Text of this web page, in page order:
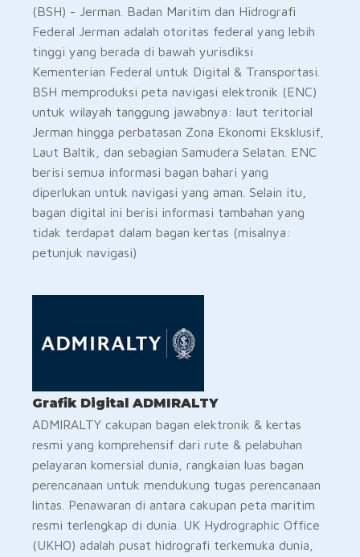
(BSH) - Jerman. Badan Maritim dan Hidrografi
Federal Jerman adalah otoritas federal yang lebih
tinggi yang berada di bawah yurisdiksi
Kementerian Federal untuk Digital & Transportasi.
BSH memproduksi peta navigasi elektronik (ENC)
untuk wilayah tanggung jawabnya: laut teritorial
Jerman hingga perbatasan Zona Ekonomi Eksklusif,
Laut Baltik, dan sebagian Samudera Selatan. ENC
berisi semua informasi bagan bahari yang
diperlukan untuk navigasi yang aman. Selain itu,
bagan digital ini berisi informasi tambahan yang
tidak terdapat dalam bagan kertas (misalnya:
petunjuk navigasi)
Grafik Digital ADMIRALTY
ADMIRALTY cakupan bagan elektronik & kertas
resmi yang komprehensif dari rute & pelabuhan
pelayaran komersial dunia, rangkaian luas bagan
perencanaan untuk mendukung tugas perencanaan
lintas. Penawaran di antara cakupan peta maritim
resmi terlengkap di dunia. UK Hydrographic Office
(UKHO) adalah pusat hidrografi terkemuka dunia,